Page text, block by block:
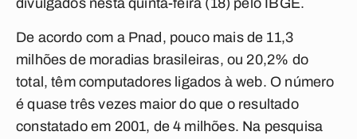
divulgados nesta quinta-feira (18) pelo IBGE.
De acordo com a Pnad, pouco mais de 11,3
milhões de moradias brasileiras, ou 20,2% do
total, têm computadores ligados à web. O número
é quase três vezes maior do que o resultado
constatado em 2001, de 4 milhões. Na pesquisa